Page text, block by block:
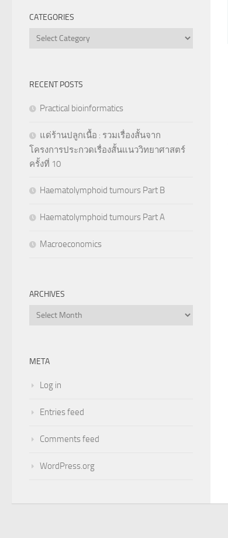
CATEGORIES
Categories
RECENT POSTS
Practical bioinformatics
แด่ร้านปลูกเนื้อ : รวมเรื่องสั้นจาก
โครงการประกวดเรื่องสั้นแนววิทยาศาสตร์
ครั้งที่ 10
Haematolymphoid tumours Part B
Haematolymphoid tumours Part A
Macroeconomics
ARCHIVES
Archives
META
Log in
Entries feed
Comments feed
WordPress.org